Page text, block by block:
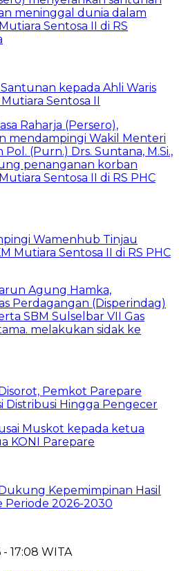
kepada Ahli Waris
Sentosa II
Wamenhub Tinjau
Mutiara Sentosa II di RS PHC
Pemkot Parepare
Distribusi Hingga Pengecer
Kepemimpinan Hasil
Periode 2026-2030
17:08 WITA